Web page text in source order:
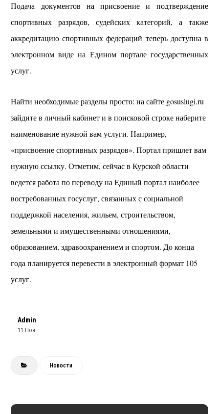
Подача документов на присвоение и подтверждение
спортивных разрядов, судейских категорий, а также
аккредитацию спортивных федераций теперь доступна в
электронном виде на Едином портале государственных
услуг.
Найти необходимые разделы просто: на сайте gosuslugi.ru
зайдите в личный кабинет и в поисковой строке наберите
наименование нужной вам услуги. Например,
«присвоение спортивных разрядов». Портал пришлет вам
нужную ссылку. Отметим, сейчас в Курской области
ведется работа по переводу на Единый портал наиболее
востребованных госуслуг, связанных с социальной
поддержкой населения, жильем, строительством,
земельными и имущественными отношениями,
образованием, здравоохранением и спортом. До конца
года планируется перевести в электронный формат 105
услуг.
Admin
11 Ноя
Новости